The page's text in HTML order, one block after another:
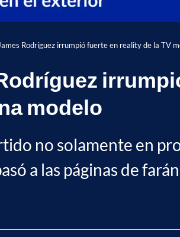
Rodríguez irrumpió fuerte en reality de la TV
modelo
no solamente en
a las páginas de